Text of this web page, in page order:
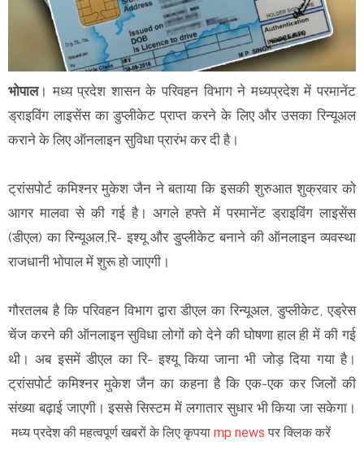
भोपाल। मध्य प्रदेश शासन के परिवहन विभाग ने मध्यप्रदेश में परमानेंट
ड्राइविंग लाइसेंस का डुप्लीकेट प्राप्त करने के लिए और उसका रिन्यूअल
कराने के लिए ऑनलाइन सुविधा प्रारंभ कर दी है।
ट्रांसपोर्ट कमिश्नर मुकेश जैन ने बताया कि इसकी शुरुआत शुक्रवार को
आगर मालवा से की गई है। अगले हफ्ते में परमानेंट ड्राइविंग लाइसेंस
(डीएल) का रिन्यूअल,रि- इश्यू और डुप्लीकेट बनाने की ऑनलाइन व्यवस्था
राजधानी भोपाल में शुरू हो जाएगी।
गौरतलब है कि परिवहन विभाग द्वारा डीएल का रिन्यूअल, डुप्लीकेट, एड्रेस
चेंज करने की ऑनलाइन सुविधा लोगों को देने की घोषणा हाल ही में की गई
थी। अब इसमें डीएल का रि- इश्यू किया जाना भी जोड़ दिया गया है।
ट्रांसपोर्ट कमिश्नर मुकेश जैन का कहना है कि एक-एक कर जिलों की
संख्या बढ़ाई जाएगी। इससे सिस्टम में लगातार सुधार भी किया जा सकेगा।
मध्य प्रदेश की महत्वपूर्ण खबरों के लिए कृपया mp news पर क्लिक करें